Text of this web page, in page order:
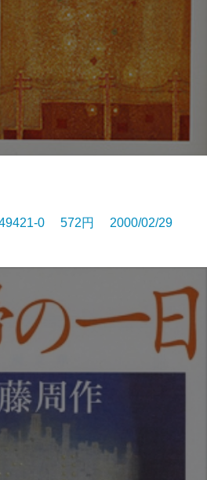
0 572円 2000/02/29